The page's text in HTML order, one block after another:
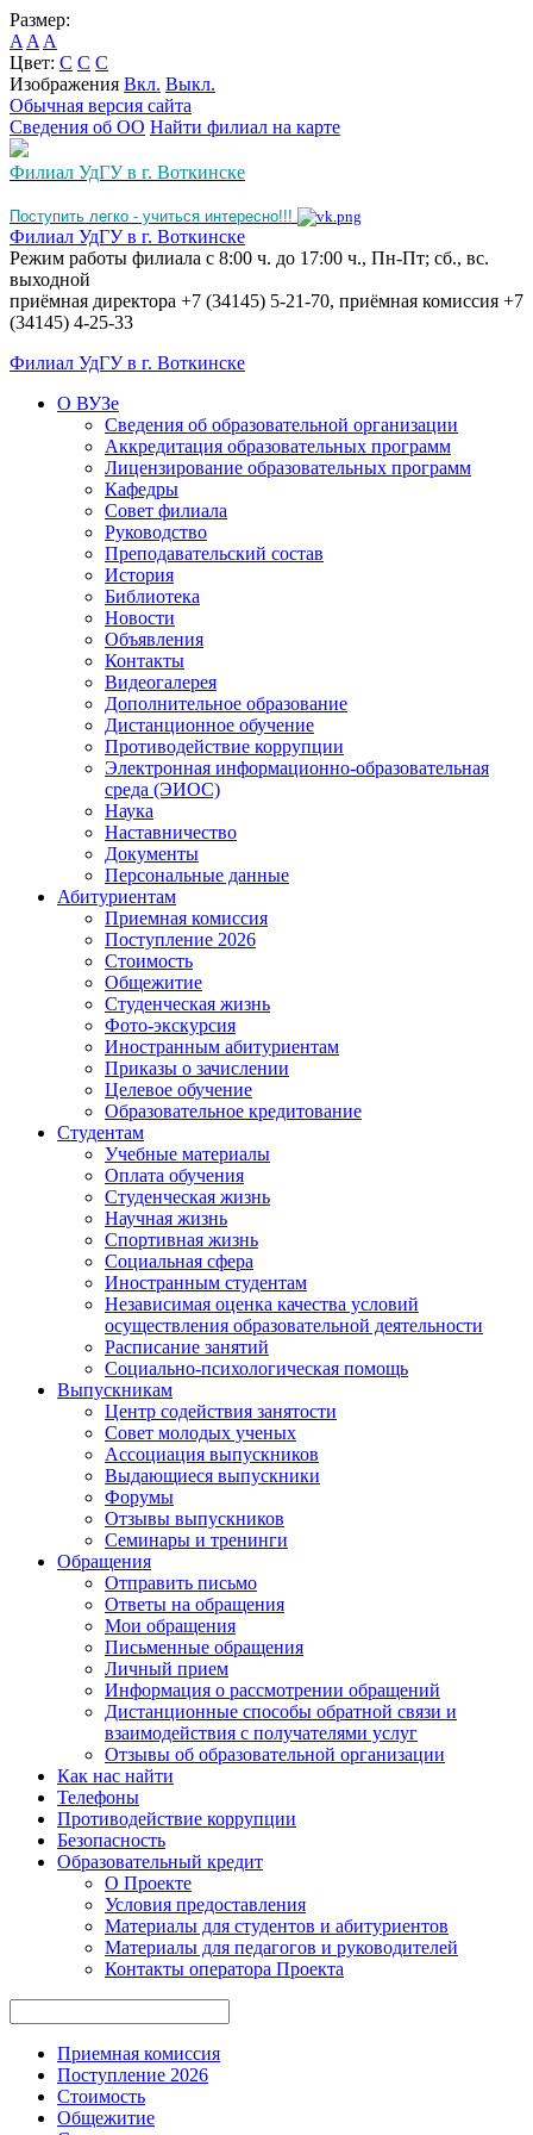
Размер:
A A A
Цвет: C C C
Изображения Вкл. Выкл.
Обычная версия сайта
Сведения об ОО Найти филиал на карте
Филиал УдГУ в г. Воткинске
Поступить легко - учиться интересно!!!
Филиал УдГУ в г. Воткинске
Режим работы филиала с 8:00 ч. до 17:00 ч., Пн-Пт; сб., вс.
выходной
приёмная директора +7 (34145) 5-21-70, приёмная комиссия +7
(34145) 4-25-33
Филиал УдГУ в г. Воткинске
О ВУЗе
Сведения об образовательной организации
Аккредитация образовательных программ
Лицензирование образовательных программ
Кафедры
Совет филиала
Руководство
Преподавательский состав
История
Библиотека
Новости
Объявления
Контакты
Видеогалерея
Дополнительное образование
Дистанционное обучение
Противодействие коррупции
Электронная информационно-образовательная
среда (ЭИОС)
Наука
Наставничество
Документы
Персональные данные
Абитуриентам
Приемная комиссия
Поступление 2026
Стоимость
Общежитие
Студенческая жизнь
Фото-экскурсия
Иностранным абитуриентам
Приказы о зачислении
Целевое обучение
Образовательное кредитование
Студентам
Учебные материалы
Оплата обучения
Студенческая жизнь
Научная жизнь
Спортивная жизнь
Социальная сфера
Иностранным студентам
Независимая оценка качества условий
осуществления образовательной деятельности
Расписание занятий
Социально-психологическая помощь
Выпускникам
Центр содействия занятости
Совет молодых ученых
Ассоциация выпускников
Выдающиеся выпускники
Форумы
Отзывы выпускников
Семинары и тренинги
Обращения
Отправить письмо
Ответы на обращения
Мои обращения
Письменные обращения
Личный прием
Информация о рассмотрении обращений
Дистанционные способы обратной связи и
взаимодействия с получателями услуг
Отзывы об образовательной организации
Как нас найти
Телефоны
Противодействие коррупции
Безопасность
Образовательный кредит
О Проекте
Условия предоставления
Материалы для студентов и абитуриентов
Материалы для педагогов и руководителей
Контакты опе ратора Проекта
Приемная комиссия
Поступление 2026
Стоимость
Общежитие